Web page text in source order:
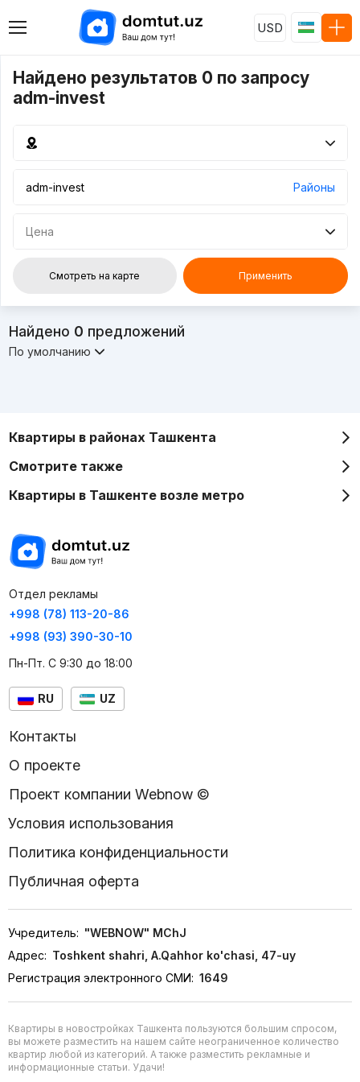
USD
Найдено результатов 0 по запросу
adm-invest
Районы
Цена
Смотреть на карте Применить
Найдено 0 предложений
По умолчанию
Квартиры в районах Ташкента
Смотрите также
Квартиры в Ташкенте возле метро
Отдел рекламы
+998 (78) 113-20-86
+998 (93) 390-30-10
Пн-Пт. С 9:30 до 18:00
RU UZ
Контакты
О проекте
Проект компании Webnow ©
Условия использования
Политика конфиденциальности
Публичная оферта
Учредитель: "WEBNOW" MChJ
Адрес: Toshkent shahri, A.Qahhor ko'chasi, 47-uy
Регистрация электронного СМИ: 1649
Квартиры в новостройках Ташкента пользуются большим спросом,
вы можете разместить на нашем сайте неограниченное количество
квартир любой из категорий. А также разместить рекламные и
информационные статьи. Удачи!